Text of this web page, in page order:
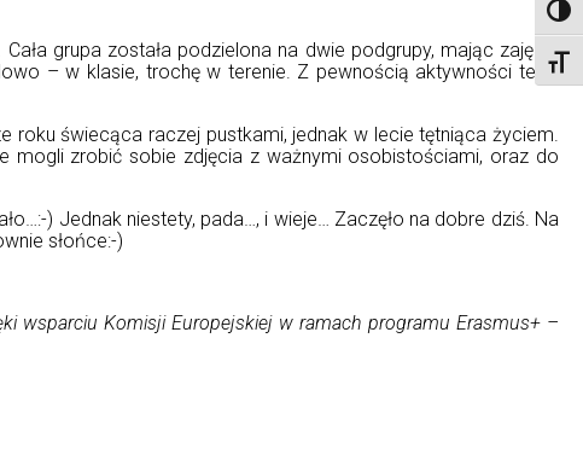
grupa została podzielona na dwie podgrupy, mając zajęcia
– w klasie, trochę w terenie. Z pewnością aktywności tego
roku świecąca raczej pustkami, jednak w lecie tętniąca życiem.
mogli zrobić sobie zdjęcia z ważnymi osobistościami, oraz do
) Jednak niestety, pada…, i wieje… Zaczęło na dobre dziś. Na
słońce:-)
wsparciu Komisji Europejskiej w ramach programu Erasmus+ –